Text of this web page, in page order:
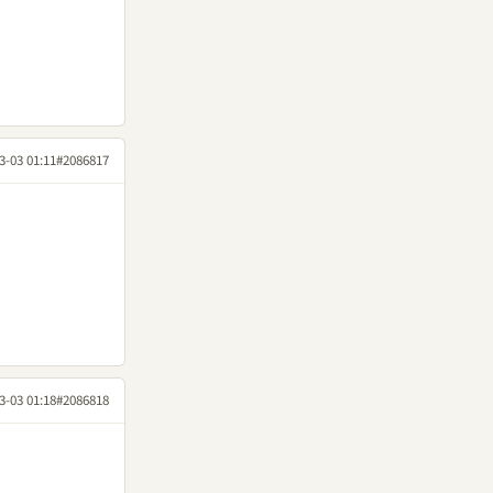
03 01:11#2086817
03 01:18#2086818